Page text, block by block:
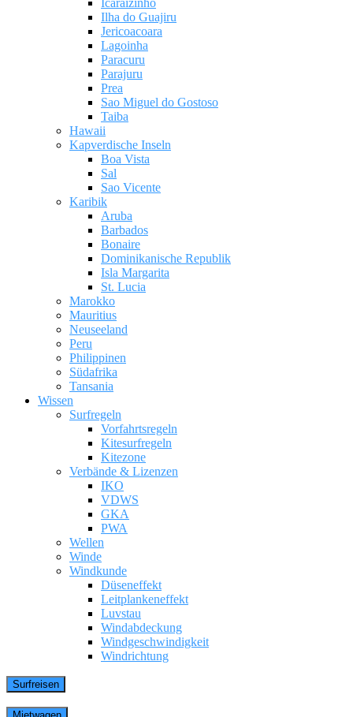
Icaraizinho
Ilha do Guajiru
Jericoacoara
Lagoinha
Paracuru
Parajuru
Prea
Sao Miguel do Gostoso
Taiba
Hawaii
Kapverdische Inseln
Boa Vista
Sal
Sao Vicente
Karibik
Aruba
Barbados
Bonaire
Dominikanische Republik
Isla Margarita
St. Lucia
Marokko
Mauritius
Neuseeland
Peru
Philippinen
Südafrika
Tansania
Wissen
Surfregeln
Vorfahrtsregeln
Kitesurfregeln
Kitezone
Verbände & Lizenzen
IKO
VDWS
GKA
PWA
Wellen
Winde
Windkunde
Düseneffekt
Leitplankeneffekt
Luvstau
Windabdeckung
Windgeschwindigkeit
Windrichtung